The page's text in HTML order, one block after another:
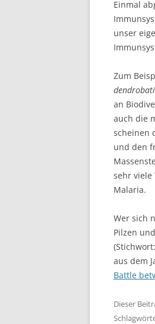
Einmal
unser
Zum
an
auch die
scheinen
und den
sehr viele
Malaria.
Wer sich
Pilzen
aus dem
Battle
Dieser